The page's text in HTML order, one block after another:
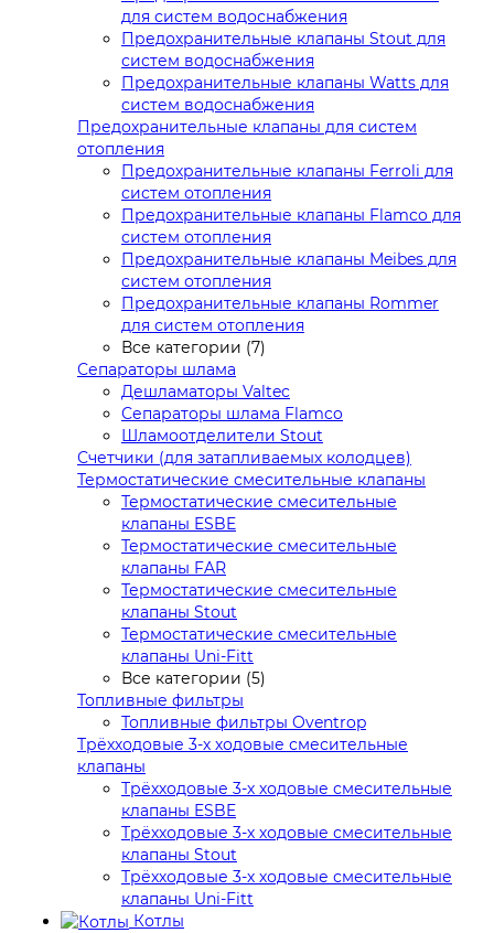
для систем водоснабжения
Предохранительные клапаны Stout для
систем водоснабжения
Предохранительные клапаны Watts для
систем водоснабжения
Предохранительные клапаны для систем
отопления
Предохранительные клапаны Ferroli для
систем отопления
Предохранительные клапаны Flamco для
систем отопления
Предохранительные клапаны Meibes для
систем отопления
Предохранительные клапаны Rommer
для систем отопления
Все категории (7)
Сепараторы шлама
Дешламаторы Valtec
Сепараторы шлама Flamco
Шламоотделители Stout
Счетчики (для затапливаемых колодцев)
Термостатические смесительные клапаны
Термостатические смесительные
клапаны ESBE
Термостатические смесительные
клапаны FAR
Термостатические смесительные
клапаны Stout
Термостатические смесительные
клапаны Uni-Fitt
Все категории (5)
Топливные фильтры
Топливные фильтры Oventrop
Трёхходовые 3-х ходовые смесительные
клапаны
Трёхходовые 3-х ходовые смесительные
клапаны ESBE
Трёхходовые 3-х ходовые смесительные
клапаны Stout
Трёхходовые 3-х ходовые смесительные
клапаны Uni-Fitt
Котлы